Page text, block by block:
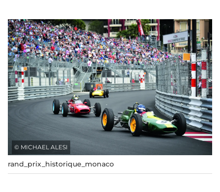
© MICHAEL ALESI
rand_prix_historique_monaco